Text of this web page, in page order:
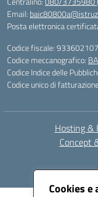
Cookies
Email:
Posta elettronica
Codice fiscale:
Codice meccanografico:
Codice Indice delle
Codice unico di
Hosting &
Concept